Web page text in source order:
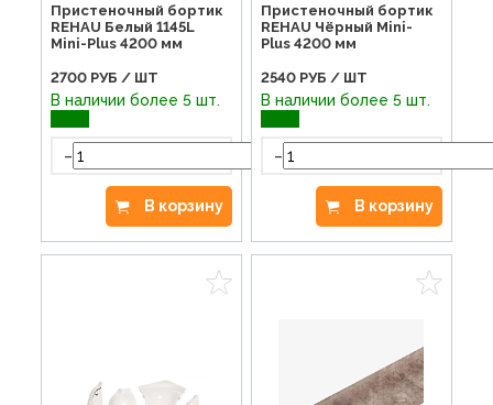
Пристеночный бортик
REHAU Белый 1145L
Mini-Plus 4200 мм
2700 РУБ / ШТ
В наличии более 5 шт.
-
В корзину
Пристеночный бортик
REHAU Чёрный Mini-
Plus 4200 мм
2540 РУБ / ШТ
В наличии более 5 шт.
-
В корзину